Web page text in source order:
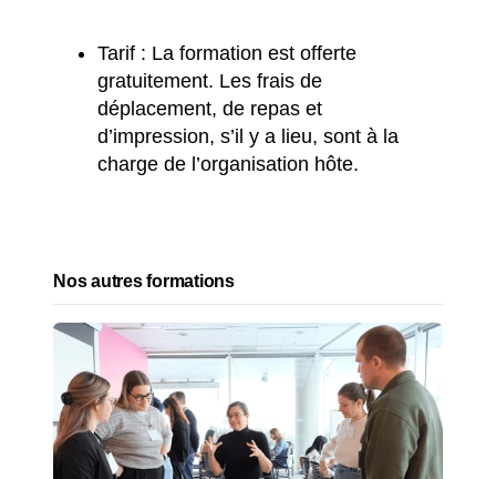
Tarif : La formation est offerte
gratuitement. Les frais de
déplacement, de repas et
d’impression, s’il y a lieu, sont à la
charge de l’organisation hôte.
Nos autres formations